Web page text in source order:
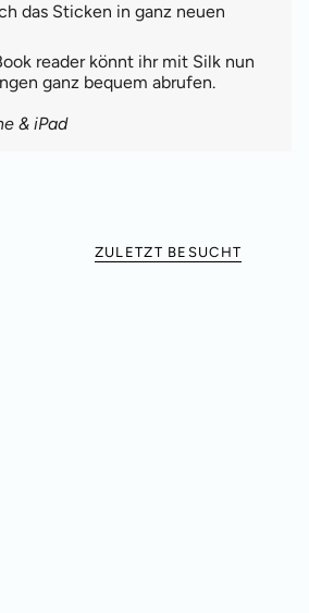
das Sticken in ganz neuen
reader könnt ihr mit Silk nun
ganz bequem abrufen.
& iPad
ZULETZT BESUCHT